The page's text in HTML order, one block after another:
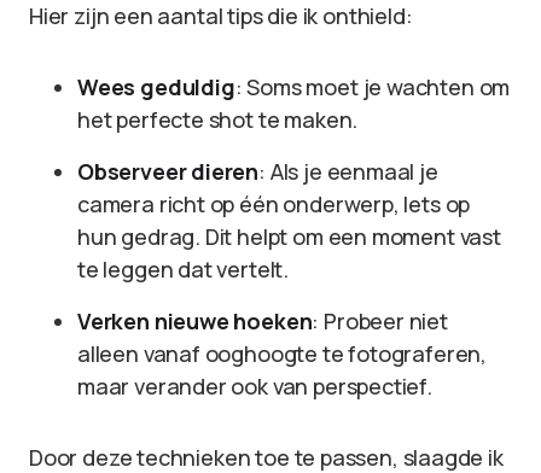
Hier zijn een aantal tips die ik onthield:
Wees geduldig: Soms moet je wachten om
het perfecte shot te maken.
Observeer dieren: Als je eenmaal je
camera richt op één onderwerp, lets op
hun gedrag. Dit helpt om een moment vast
te leggen dat vertelt.
Verken nieuwe hoeken: Probeer niet
alleen vanaf ooghoogte te fotograferen,
maar verander ook van perspectief.
Door deze technieken toe te passen, slaagde ik